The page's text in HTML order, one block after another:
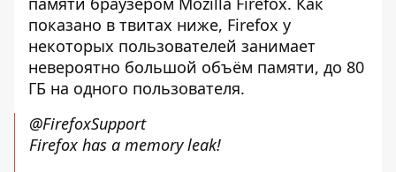
показано в твитах ниже, Firefox у
некоторых пользователей занимает
невероятно большой объём памяти, до 80
ГБ на одного пользователя.
@FirefoxSupport
Firefox has a memory leak!